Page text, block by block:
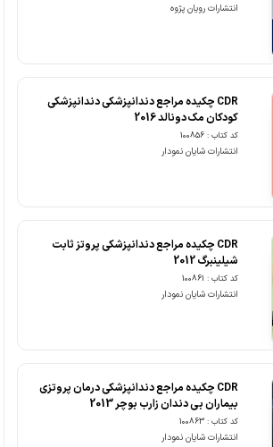
انتشارات رویان پژوه
CDR چکیده مراجع دندانپزشکی دندانپزشکی
کودکان مک دونالد 2016
کد کتاب : 100856
انتشارات شایان نمودار
CDR چکیده مراجع دندانپزشکی پروتز ثابت
شیلینبرگ 2012
کد کتاب : 100861
انتشارات شایان نمودار
CDR چکیده مراجع دندانپزشکی درمان پروتزی
بیماران بی دندان زارب بوچر 2013
کد کتاب : 100863
انتشارات شایان نمودار